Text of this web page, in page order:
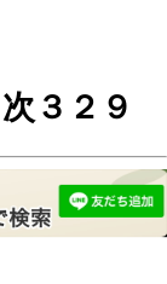
３２９